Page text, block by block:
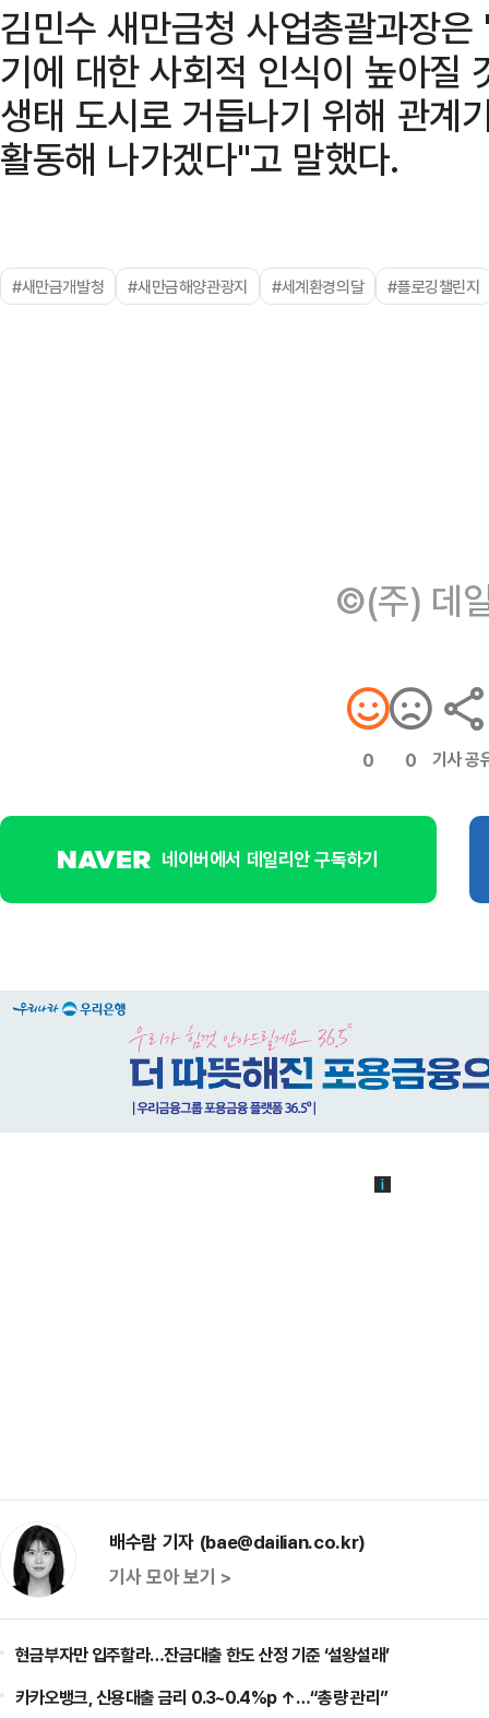
김민수 새만금청 사업총괄과장
기에 대한 사회적 인식이 높아질
생태 도시로 거듭나기 위해 관계
활동해 나가겠다"고 말했다.
#새만금개발청 #새만금해양관광지 #세계환경의달 #플로깅챌린지
©(주) 데
0 0 기사 공
네이버에서 데일리안 구독하기
배수람 기자 (bae@dailian.co.kr)
기사 모아 보기 >
현금부자만 입주할라…잔금대출 한도 산정 기준 ‘설왕설래’
카카오뱅크, 신용대출 금리 0.3~0.4%p ↑…“총량 관리”